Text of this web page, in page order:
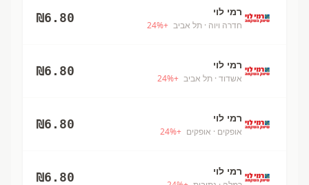
רמי לוי
חדרה ויוה · תל אביב +
24%
₪6.80
רמי לוי
אשדוד · תל אביב +
24%
₪6.80
רמי לוי
אופקים · אופקים +
24%
₪6.80
רמי לוי ₪6.80